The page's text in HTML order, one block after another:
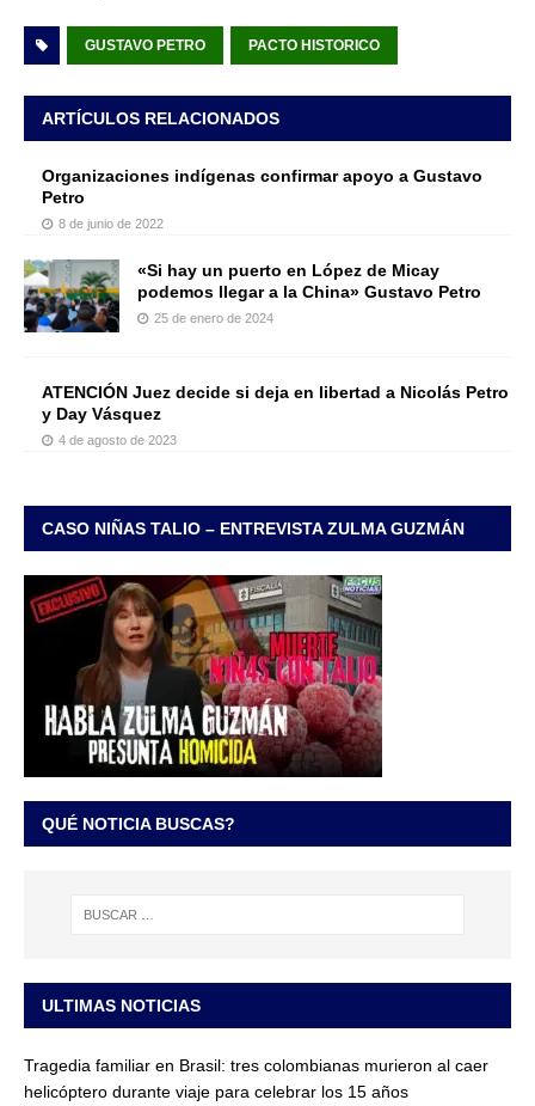
GUSTAVO PETRO PACTO HISTORICO
ARTÍCULOS RELACIONADOS
Organizaciones indígenas confirmar apoyo a Gustavo
Petro
8 de junio de 2022
«Si hay un puerto en López de Micay
podemos llegar a la China» Gustavo Petro
25 de enero de 2024
ATENCIÓN Juez decide si deja en libertad a Nicolás Petro
y Day Vásquez
4 de agosto de 2023
CASO NIÑAS TALIO – ENTREVISTA ZULMA GUZMÁN
QUÉ NOTICIA BUSCAS?
ULTIMAS NOTICIAS
Tragedia familiar en Brasil: tres colombianas murieron al caer
helicóptero durante viaje para celebrar los 15 años